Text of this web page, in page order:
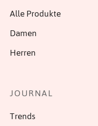
Alle Produkte
Damen
Herren
JOURNAL
Trends